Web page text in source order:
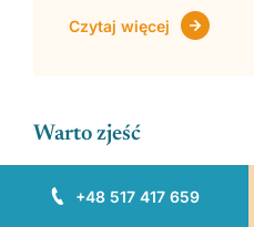
+48 517 417 659
Czytaj więcej
Warto zjeść